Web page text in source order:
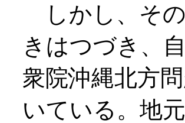
しかし、そ
きはつづき、
衆院沖縄北方
いている。地